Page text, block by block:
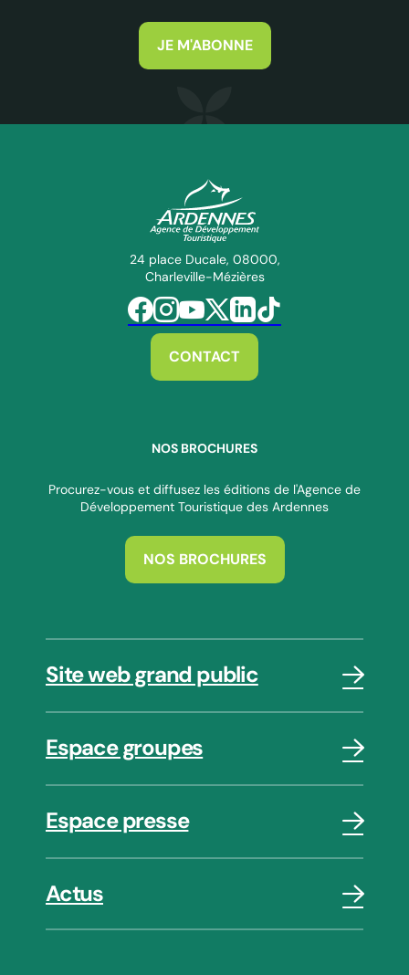
JE M'ABONNE
ADT des Ardennes Pro
24 place Ducale, 08000,
Charleville-Mézières
Suivez-nous sur Facebook
Suivez-nous sur Instagram
Suivez-nous sur Youtube
Suivez-nous sur Twitter
Suivez-nous sur Linkedin
Suivez-nous sur Tiktok
CONTACT
NOS BROCHURES
Procurez-vous et diffusez les éditions de l'Agence de
Développement Touristique des Ardennes
NOS BROCHURES
Site web grand public
Espace groupes
Espace presse
Actus